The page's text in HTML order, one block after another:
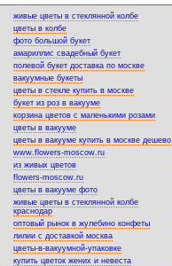
живые цветы в стеклянной колбе
цветы в колбе
фото большой букет
амариллис свадебный букет
полевой букет доставка по москве
вакуумные букеты
цветы в стекле купить в москве
букет из роз в вакууме
корзина цветов с маленькими розами
цветы в вакууме
цветы в вакууме купить в москве дешево
www.flowers-moscow.ru
из живых цветов
flowers-moscow.ru
цветы в вакууме фото
живые цветы в стеклянной колбе
краснодар
оптовый рынок в жулебино конфеты
лилии с доставкой москва
цветы-в-вакуумной-упаковке
купить цветок жених и невеста